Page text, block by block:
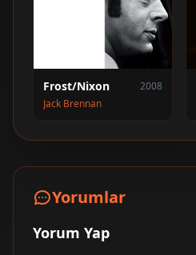
Frost/Nixon
2008
Jack Brennan
Yorumlar
Yorum Yap